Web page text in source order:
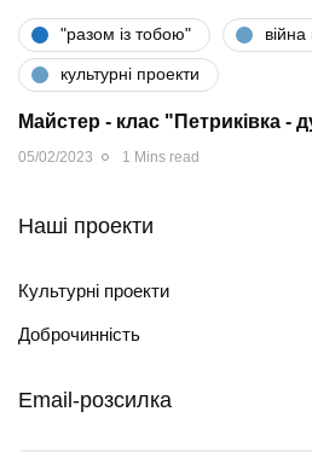
"разом iз тобою" війна
культурні проекти
Майстер - клас "Петриківка -
05/02/2023 1 Mins read
Наші проекти
Культурні проекти
Доброчинність
Email-розсилка